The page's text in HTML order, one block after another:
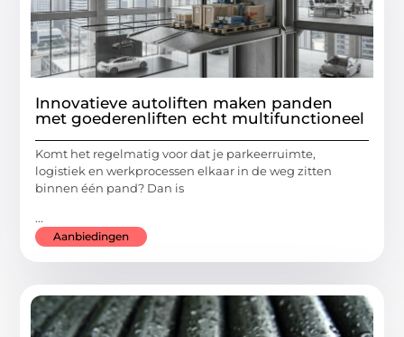
Innovatieve autoliften maken panden
met goederenliften echt multifunctioneel
Komt het regelmatig voor dat je parkeerruimte,
logistiek en werkprocessen elkaar in de weg zitten
binnen één pand? Dan is
...
Aanbiedingen